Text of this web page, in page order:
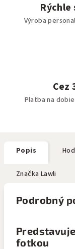
Výroba
Cez
Platba na
Popis
Značka Lawli
Podrobný
fotkou